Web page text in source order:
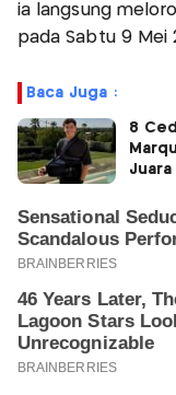
ia langsung
pada Sabtu 9 Mei
Baca Juga :
8